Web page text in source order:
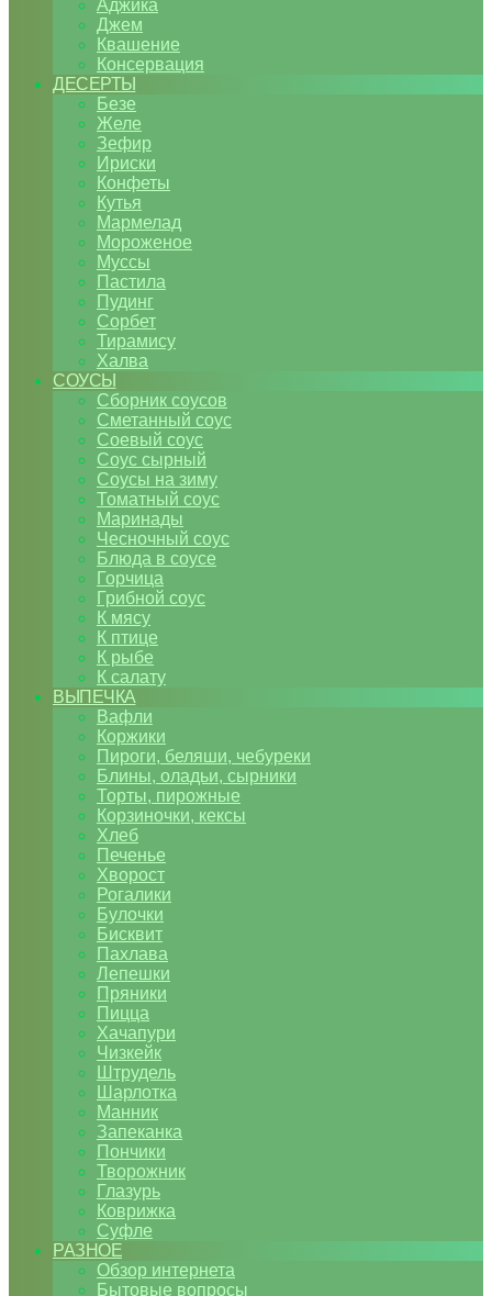
Аджика
Джем
Квашение
Консервация
ДЕСЕРТЫ
Безе
Желе
Зефир
Ириски
Конфеты
Кутья
Мармелад
Мороженое
Муссы
Пастила
Пудинг
Сорбет
Тирамису
Халва
СОУСЫ
Сборник соусов
Сметанный соус
Соевый соус
Соус сырный
Соусы на зиму
Томатный соус
Маринады
Чесночный соус
Блюда в соусе
Горчица
Грибной соус
К мясу
К птице
К рыбе
К салату
ВЫПЕЧКА
Вафли
Коржики
Пироги, беляши, чебуреки
Блины, оладьи, сырники
Торты, пирожные
Корзиночки, кексы
Хлеб
Печенье
Хворост
Рогалики
Булочки
Бисквит
Пахлава
Лепешки
Пряники
Пицца
Хачапури
Чизкейк
Штрудель
Шарлотка
Манник
Запеканка
Пончики
Творожник
Глазурь
Коврижка
Суфле
РАЗНОЕ
Обзор интернета
Бытовые вопросы